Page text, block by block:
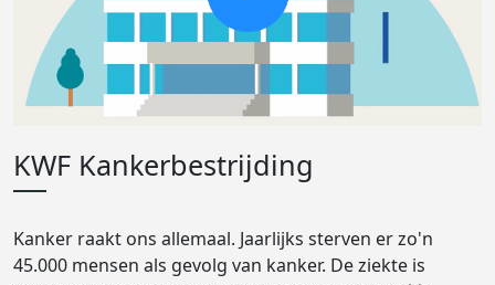
KWF Kankerbestrijding
Kanker raakt ons allemaal. Jaarlijks sterven er zo'n
45.000 mensen als gevolg van kanker. De ziekte is